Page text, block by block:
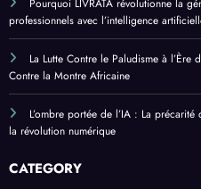
Pourquoi LIVRATA révolutionne la
professionnels avec l’intelligence
La Lutte Contre le Paludisme à
Contre la Montre Africaine
L’ombre portée de l’IA : La
la révolution numérique
CATEGORY